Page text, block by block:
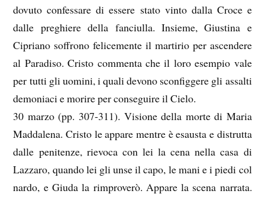
dovuto confessare di essere stato vinto dalla Croce e
dalle preghiere della fanciulla. Insieme, Giustina e
Cipriano soffrono felicemente il martirio per ascendere
al Paradiso. Cristo commenta che il loro esempio vale
per tutti gli uomini, i quali devono sconfiggere gli assalti
demoniaci e morire per conseguire il Cielo.
30 marzo (pp. 307-311). Visione della morte di Maria
Maddalena. Cristo le appare mentre è esausta e distrutta
dalle penitenze, rievoca con lei la cena nella casa di
Lazzaro, quando lei gli unse il capo, le mani e i piedi col
nardo, e Giuda la rimproverò. Appare la scena narrata.